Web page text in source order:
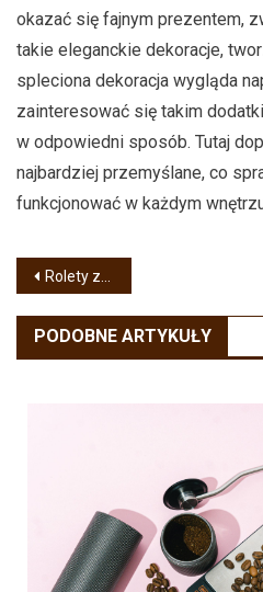
okazać się fajnym prezentem,
takie eleganckie dekoracje,
spleciona dekoracja wygląda
zainteresować się takim
w odpowiedni sposób. Tutaj
najbardziej przemyślane, co
funkcjonować w każdym
Nawigacja
wpisu
Rolety zewnętrzne antywłamaniowe — dlaczego warto inwestować w bezpieczeństwo?
PODOBNE ARTYKUŁY